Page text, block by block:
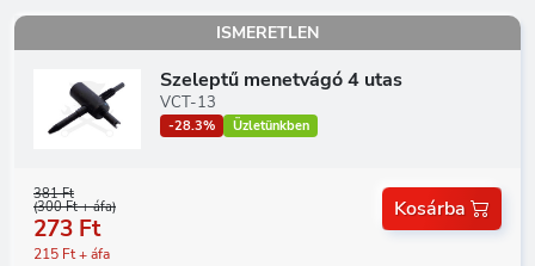
ISMERETLEN
Szeleptű menetvágó 4 utas
VCT-13
-28.3% Üzletünkben
381 Ft
(300 Ft + áfa)
273 Ft
215 Ft + áfa
Kosárba